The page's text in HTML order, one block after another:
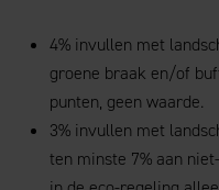
4% invullen met
groene braak en/of
punten, geen waarde.
3% invullen met
ten minste 7% aan